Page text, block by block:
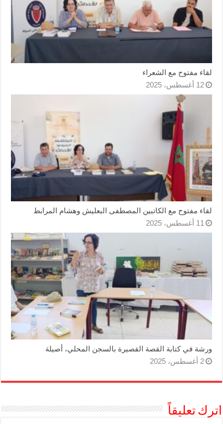
لقاء مفتوح مع الشعراء
12 أغسطس، 2025
لقاء مفتوح مع الكاتبين المصطفى البعليش وهشام المرابط
11 أغسطس، 2025
ورشة في كتابة القصة القصيرة بالسجن المحلي، أصيلة
2 أغسطس، 2025
اترك تعليقاً